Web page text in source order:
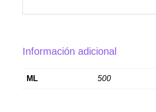
Información adicional
ML 500